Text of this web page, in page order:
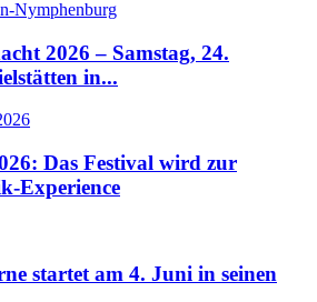
2026 – Samstag, 24.
in...
Das Festival wird zur
Experience
startet am 4. Juni in seinen